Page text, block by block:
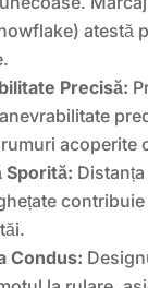
atestă
Precisă:
acoperite
Sporită:
Condus: